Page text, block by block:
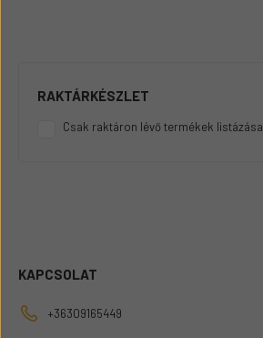
RAKTÁRKÉSZLET
Csak raktáron lévő termékek listázása
KAPCSOLAT
+36309165449